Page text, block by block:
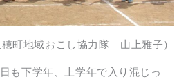
穂町地域おこし協力隊 山上雅子）
も下学年、上学年で入り混じっ